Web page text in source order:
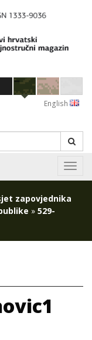
English
zapovjednika
» 529-